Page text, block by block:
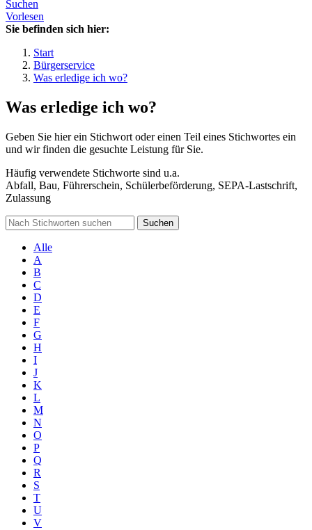
Suchen
Vorlesen
Sie befinden sich hier:
Start
Bürgerservice
Was erledige ich wo?
Was erledige ich wo?
Geben Sie hier ein Stichwort oder einen Teil eines Stichwortes ein
und wir finden die gesuchte Leistung für Sie.
Häufig verwendete Stichworte sind u.a.
Abfall, Bau, Führerschein, Schülerbeförderung, SEPA-Lastschrift,
Zulassung
Suchen
Alle
A
B
C
D
E
F
G
H
I
J
K
L
M
N
O
P
Q
R
S
T
U
V